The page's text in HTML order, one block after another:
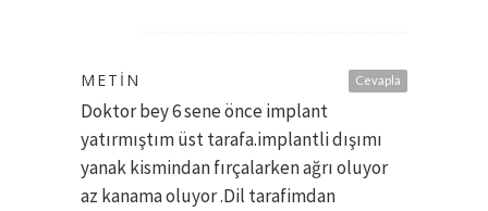
Cevapla
METIN
Doktor bey 6 sene önce implant
yatırmıştım üst tarafa.implantli dışımı
yanak kismindan fırçalarken ağrı oluyor
az kanama oluyor .Dil tarafimdan